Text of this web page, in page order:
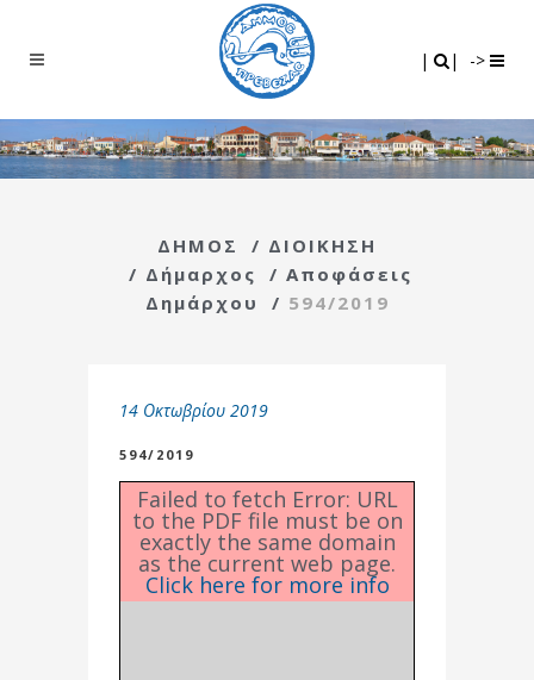
| | ->
ΔΗΜΟΣ / ΔΙΟΙΚΗΣΗ
/ Δήμαρχος / Αποφάσεις
Δημάρχου
/ 594/2019
14 Οκτωβρίου 2019
594/2019
Failed to fetch Error: URL
to the PDF file must be on
exactly the same domain
as the current web page.
Click here for more info